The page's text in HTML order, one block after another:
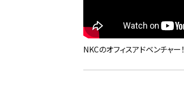
NKCのオフィスアドベンチャー